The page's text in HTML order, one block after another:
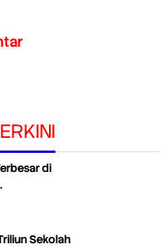
di
Sekolah